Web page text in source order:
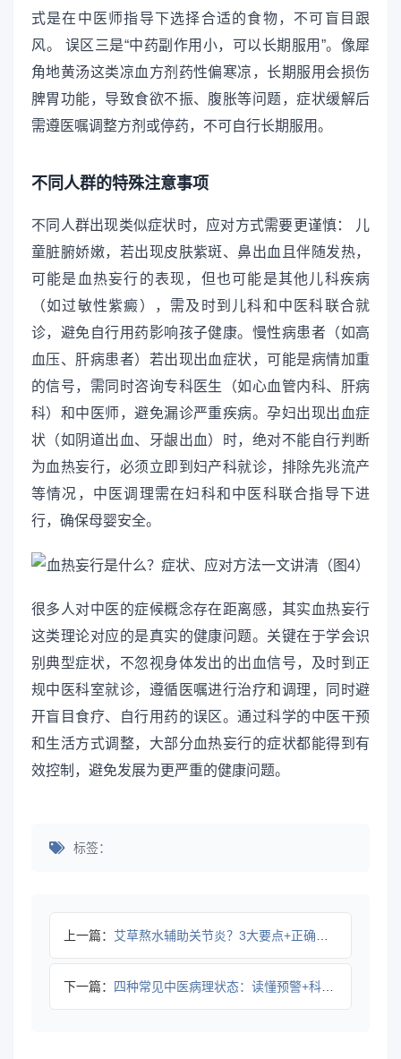
式是在中医师指导下选择合适的食物，不可盲目跟
风。 误区三是“中药副作用小，可以长期服用”。像犀
角地黄汤这类凉血方剂药性偏寒凉，长期服用会损伤
脾胃功能，导致食欲不振、腹胀等问题，症状缓解后
需遵医嘱调整方剂或停药，不可自行长期服用。
不同人群的特殊注意事项
不同人群出现类似症状时，应对方式需要更谨慎： 儿
童脏腑娇嫩，若出现皮肤紫斑、鼻出血且伴随发热，
可能是血热妄行的表现，但也可能是其他儿科疾病
（如过敏性紫癜），需及时到儿科和中医科联合就
诊，避免自行用药影响孩子健康。慢性病患者（如高
血压、肝病患者）若出现出血症状，可能是病情加重
的信号，需同时咨询专科医生（如心血管内科、肝病
科）和中医师，避免漏诊严重疾病。孕妇出现出血症
状（如阴道出血、牙龈出血）时，绝对不能自行判断
为血热妄行，必须立即到妇产科就诊，排除先兆流产
等情况，中医调理需在妇科和中医科联合指导下进
行，确保母婴安全。
很多人对中医的症候概念存在距离感，其实血热妄行
这类理论对应的是真实的健康问题。关键在于学会识
别典型症状，不忽视身体发出的出血信号，及时到正
规中医科室就诊，遵循医嘱进行治疗和调理，同时避
开盲目食疗、自行用药的误区。通过科学的中医干预
和生活方式调整，大部分血热妄行的症状都能得到有
效控制，避免发展为更严重的健康问题。
标签：
上一篇： 艾草熬水辅助关节炎？3大要点+正确用法帮你避坑
下一篇： 四种常见中医病理状态：读懂预警+科学调理方案